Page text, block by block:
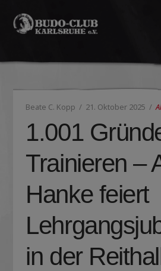
Budo-
Club
Karlsruhe
e.V.
Beate C. Kopp 21. Oktober 2025
1.001
Trainieren –
Hanke feiert
in der